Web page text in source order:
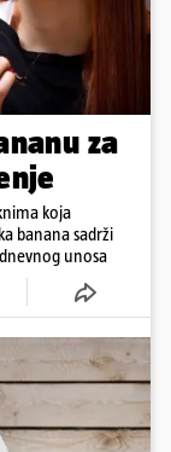
za
koja
banana sadrži
unosa